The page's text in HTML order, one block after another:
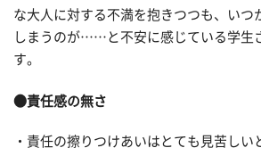
な大人に対する不満を抱きつつも、いつ
しまうのが……と不安に感じている学生
す。
●責任感の無さ
・責任の擦りつけあいはとても見苦しい